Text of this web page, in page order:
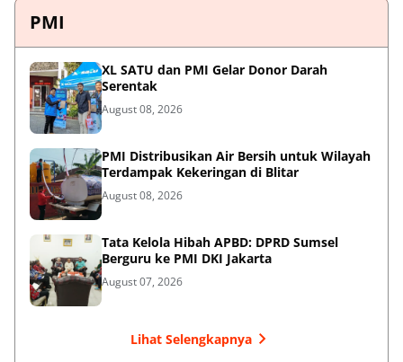
PMI
XL SATU dan PMI Gelar Donor Darah
Serentak
August 08, 2026
PMI Distribusikan Air Bersih untuk Wilayah
Terdampak Kekeringan di Blitar
August 08, 2026
Tata Kelola Hibah APBD: DPRD Sumsel
Berguru ke PMI DKI Jakarta
August 07, 2026
Lihat Selengkapnya